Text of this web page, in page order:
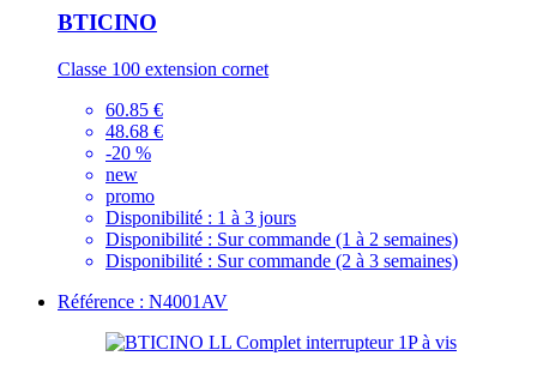
BTICINO
Classe 100 extension cornet
60.85 €
48.68 €
-20 %
new
promo
Disponibilité : 1 à 3 jours
Disponibilité : Sur commande (1 à 2 semaines)
Disponibilité : Sur commande (2 à 3 semaines)
Référence : N4001AV